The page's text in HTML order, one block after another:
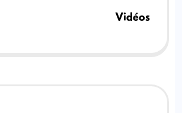
Vidéos